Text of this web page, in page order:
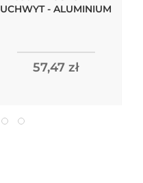
UCHWYT - ALUMINIUM
57,47 zł